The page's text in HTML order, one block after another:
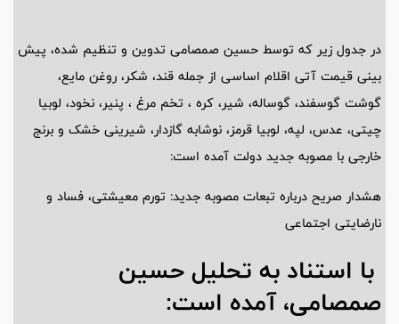
در جدول زیر که توسط حسین صمصامی تدوین و تنظیم شده، پیش
بینی قیمت آتی اقلام اساسی از جمله قند، شکر، روغن مایع،
گوشت گوسفند، گوساله، شیر، کره ، تخم مرغ ، پنیر، نخود، لوبیا
چیتی، عدس، لپه، لوبیا قرمز، نوشابه گازدار، شیرینی خشک و برنج
خارجی با مصوبه جدید دولت آمده است:
هشدار صریح درباره تبعات مصوبه جدید: تورم معیشتی، فساد و
نارضایتی اجتماعی
با استناد به تحلیل حسین
صمصامی، آمده است: